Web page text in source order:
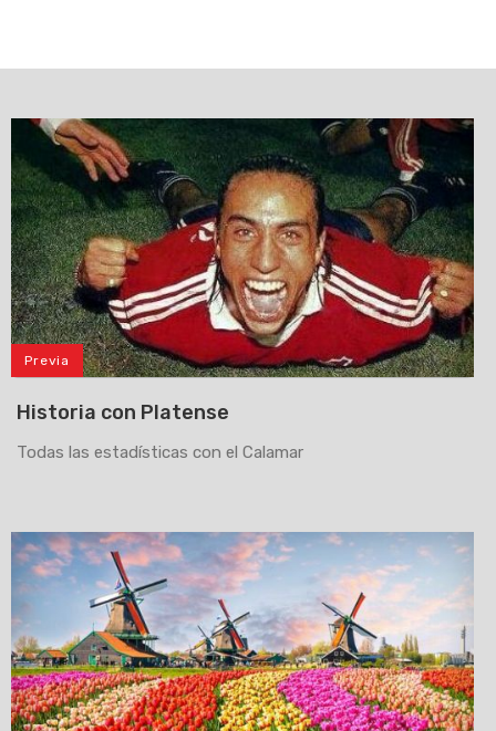
Previa
Historia con Platense
Todas las estadísticas con el Calamar